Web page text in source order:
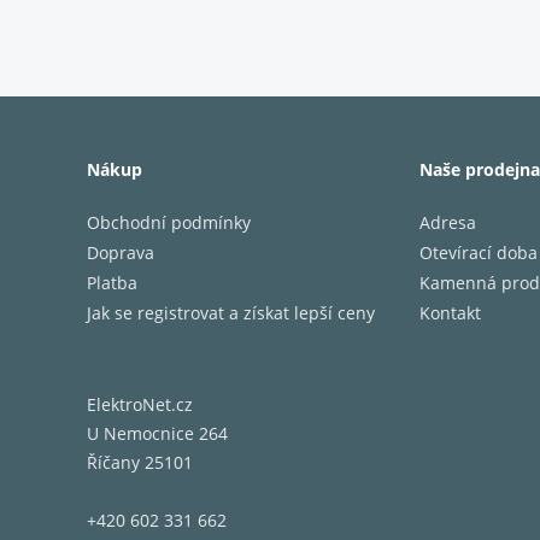
PID
Krásně
Nákup
Obchodní podmínky
Doprava
Platba
Jak se registrovat a získat lepší ceny
Naše prodejna
Adresa
Otevírací doba
Kamenná
Kontakt
ElektroNet.cz
U Nemocnice 264
Říčany 25101
+420 602 331 662